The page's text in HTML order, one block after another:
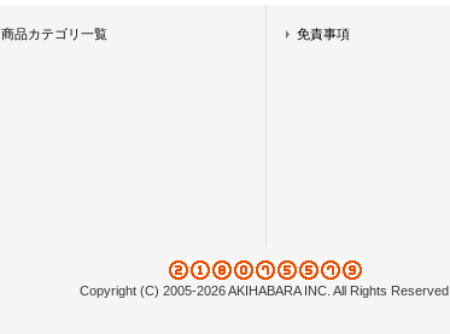
商品カテゴリ一覧 免責事項
Copyright (C) 2005-2026 AKIHABARA INC. All Rights Reserved.